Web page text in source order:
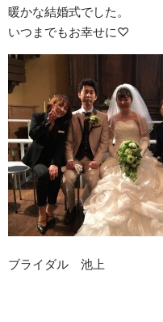
暖かな結婚式でした。
いつまでもお幸せに♡
ブライダル 池上